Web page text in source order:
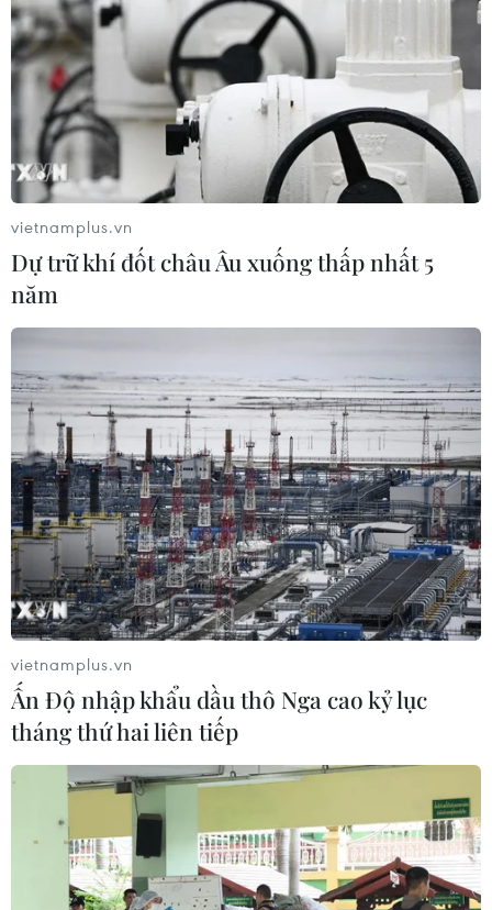
vietnamplus.vn
Dự trữ khí đốt châu Âu xuống thấp nhất 5
năm
vietnamplus.vn
Ấn Độ nhập khẩu dầu thô Nga cao kỷ lục
tháng thứ hai liên tiếp